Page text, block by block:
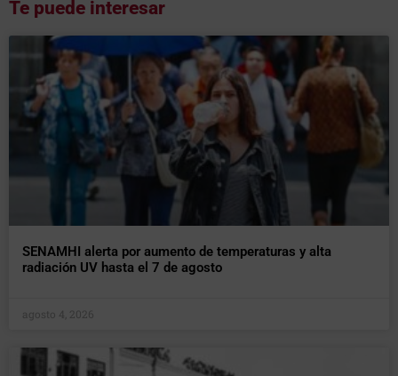
Te puede interesar
SENAMHI alerta por aumento de temperaturas y alta
radiación UV hasta el 7 de agosto
agosto 4, 2026